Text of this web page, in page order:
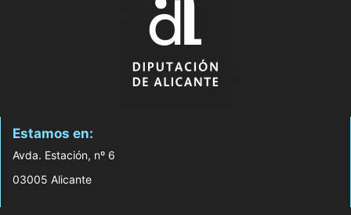
Estamos en:
Avda. Estación, nº 6
03005 Alicante